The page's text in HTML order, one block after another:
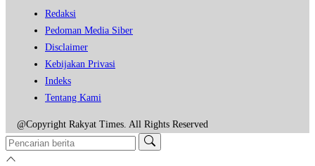
Redaksi
Pedoman Media Siber
Disclaimer
Kebijakan Privasi
Indeks
Tentang Kami
@Copyright Rakyat Times. All Rights Reserved